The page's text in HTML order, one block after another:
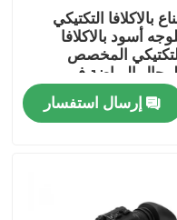
بالاكلافا التكتيكي
أسود بالاكلافا
المخصص
الرياضة في
إرسال استفسار